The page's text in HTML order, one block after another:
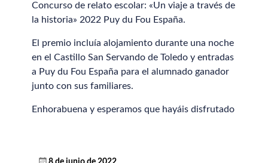
Concurso de relato escolar: «Un viaje a través de
la historia» 2022 Puy du Fou España.
El premio incluía alojamiento durante una noche
en el Castillo San Servando de Toledo y entradas
a Puy du Fou España para el alumnado ganador
junto con sus familiares.
Enhorabuena y esperamos que hayáis disfrutado